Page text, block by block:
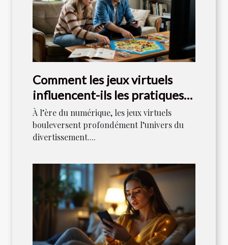
Comment les jeux virtuels
influencent-ils les pratiques
de jeu traditionnelles ?
À l’ère du numérique, les jeux virtuels
bouleversent profondément l’univers du
divertissement....